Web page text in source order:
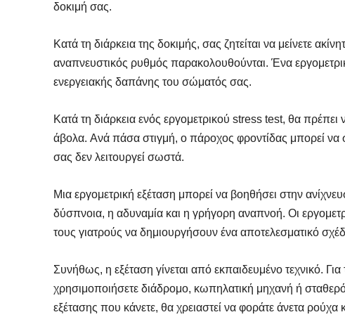
δοκιμή σας.
Κατά τη διάρκεια της δοκιμής, σας ζητείται να μείνετε
αναπνευστικός ρυθμός παρακολουθούνται. Ένα
ενεργειακής δαπάνης του σώματός σας.
Κατά τη διάρκεια ενός εργομετρικού stress test, θα πρέπει
άβολα. Ανά πάσα στιγμή, ο πάροχος φροντίδας μπορεί να
σας δεν λειτουργεί σωστά.
Μια εργομετρική εξέταση μπορεί να βοηθήσει στην
δύσπνοια, η αδυναμία και η γρήγορη αναπνοή. Οι
τους γιατρούς να δημιουργήσουν ένα αποτελεσματικό
Συνήθως, η εξέταση γίνεται από εκπαιδευμένο τεχνικό.
χρησιμοποιήσετε διάδρομο, κωπηλατική μηχανή ή
εξέτασης που κάνετε, θα χρειαστεί να φοράτε άνετα ρούχα